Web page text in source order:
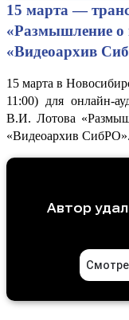
15 марта —
«Размышление о
«Видеоархив
15 марта в
11:00) для онлайн-
В.И. Лотова
«Видеоархив СибРО».